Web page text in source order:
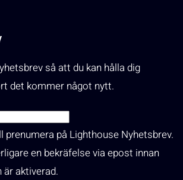
så att du kan hålla dig
det kommer något nytt.
prenumera på Lighthouse Nyhetsbrev.
en bekräfelse via epost innan
aktiverad.